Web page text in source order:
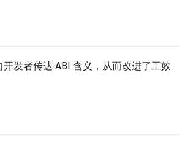
发者传达 ABI 含义，从而改进了工效